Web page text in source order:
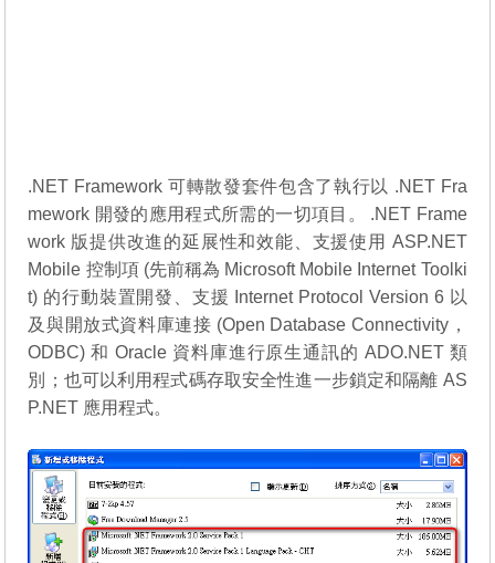
.NET Framework 可轉散發套件包含了執行以 .NET Fra
mework 開發的應用程式所需的一切項目。 .NET Frame
work 版提供改進的延展性和效能、支援使用 ASP.NET
Mobile 控制項 (先前稱為 Microsoft Mobile Internet Toolki
t) 的行動裝置開發、支援 Internet Protocol Version 6 以
及與開放式資料庫連接 (Open Database Connectivity，
ODBC) 和 Oracle 資料庫進行原生通訊的 ADO.NET 類
別；也可以利用程式碼存取安全性進一步鎖定和隔離 AS
P.NET 應用程式。